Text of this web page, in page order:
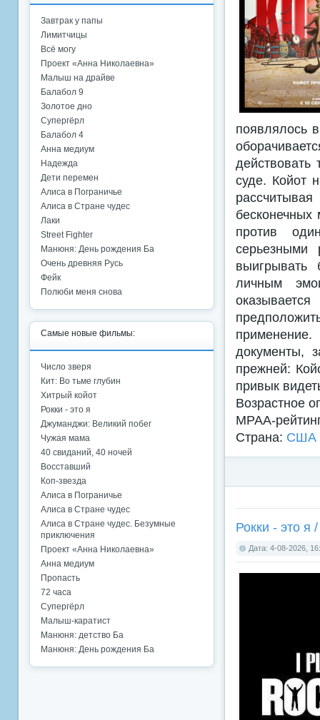
появлялось
суде. Койот
против
выигрывать
личным
документы,
прежней:
привык
Возрастное
MPAA-
Страна: США
Рокки - это я
Дата: 4-08-2026,
Завтрак у папы
Лимитчицы
Всё могу
Проект «Анна Николаевна»
Малыш на драйве
Балабол 9
Золотое дно
Супергёрл
Балабол 4
Анна медиум
Надежда
Дети перемен
Алиса в Пограничье
Алиса в Стране чудес
Лаки
Street Fighter
Манюня: День рождения Ба
Очень древняя Русь
Фейк
Полюби меня снова
Самые новые фильмы:
Число зверя
Кит: Во тьме глубин
Хитрый койот
Рокки - это я
Джуманджи: Великий побег
Чужая мама
40 свиданий, 40 ночей
Восставший
Коп-звезда
Алиса в Пограничье
Алиса в Стране чудес
Алиса в Стране чудес. Безумные
приключения
Проект «Анна Николаевна»
Анна медиум
Пропасть
72 часа
Супергёрл
Малыш-каратист
Манюня: детство Ба
Манюня: День рождения Ба